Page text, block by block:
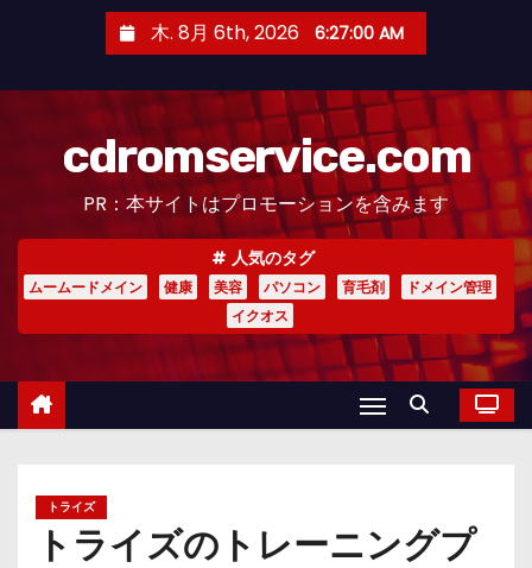
木. 8月 6th, 2026 6:27:01 AM
cdromservice.com
PR：本サイトはプロモーションを含みます
人気のタグ
ムームードメイン 健康 美容 パソコン 育毛剤
ドメイン管理
イクオス
トライズ
トライズのトレーニングプ